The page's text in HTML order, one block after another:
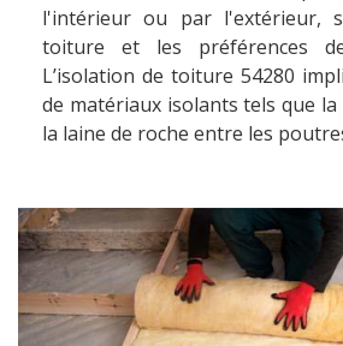
l'intérieur ou par l'extérieur,
toiture et les préférences
L’isolation de toiture 54280
de matériaux isolants tels que
la laine de roche entre les